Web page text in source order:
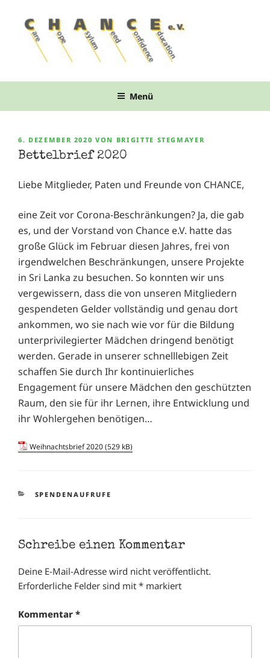
springen
Menü
VERÖFFENTLICHT
AM
6. DEZEMBER 2020 VON BRIGITTE STEGMAYER
Bettelbrief 2020
Liebe Mitglieder, Paten und Freunde von CHANCE,
eine Zeit vor Corona-Beschränkungen? Ja, die gab
es, und der Vorstand von Chance e.V. hatte das
große Glück im Februar diesen Jahres, frei von
irgendwelchen Beschränkungen, unsere Projekte
in Sri Lanka zu besuchen. So konnten wir uns
vergewissern, dass die von unseren Mitgliedern
gespendeten Gelder vollständig und genau dort
ankommen, wo sie nach wie vor für die Bildung
unterprivilegierter Mädchen dringend benötigt
werden. Gerade in unserer schnelllebigen Zeit
schaffen Sie durch Ihr kontinuierliches
Engagement für unsere Mädchen den geschützten
Raum, den sie für ihr Lernen, ihre Entwicklung und
ihr Wohlergehen benötigen…
Weihnachtsbrief 2020
KATEGORIEN
SPENDENAUFRUFE
Schreibe einen Kommentar
Deine E-Mail-Adresse wird nicht veröffentlicht.
Erforderliche Felder sind mit * markiert
Kommentar *